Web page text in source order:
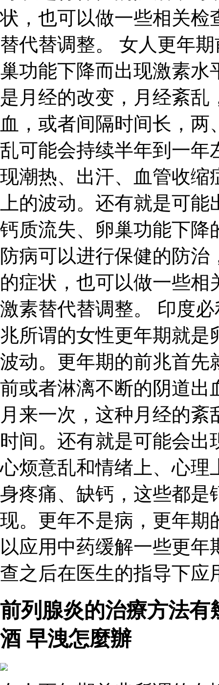
状，也可以做一些相关检
替代替调整。 女人更年
巢功能下降而出现激素水
是月经的改变，月经紊
血，或者间隔时间长，
乱可能会持续半年到一年
现潮热、出汗、血管收缩
上的波动。还有就是可
钙质流失、卵巢功能下降
防病可以进行保健的防
的症状，也可以做一些
激素替代替调整。 印度
兆所谓的女性更年期就是
波动。更年期的前兆首先
前或者淋漓不断的阴道出
月来一次，这种月经的
时间。还有就是可能会
心烦意乱和情绪上、心理
身疼痛、缺钙，这些都是
现。更年不是病，更年期
以应用中药缓解一些更
查之后在医生的指导下应
前列腺炎的治療方法
酒 早洩怎麼辦